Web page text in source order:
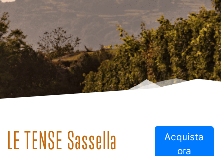
LE TENSE Sassella
Acquista
ora